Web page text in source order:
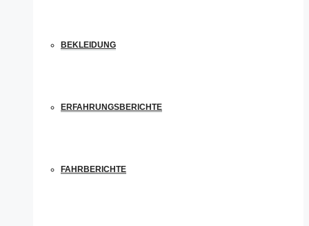
BEKLEIDUNG
ERFAHRUNGSBERICHTE
FAHRBERICHTE